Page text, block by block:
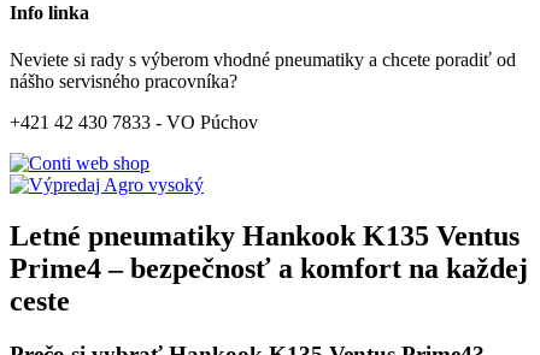
Info linka
Neviete si rady s výberom vhodné pneumatiky a chcete poradiť od
nášho servisného pracovníka?
+421 42 430 7833 - VO Púchov
Letné pneumatiky Hankook K135 Ventus
Prime4 – bezpečnosť a komfort na každej
ceste